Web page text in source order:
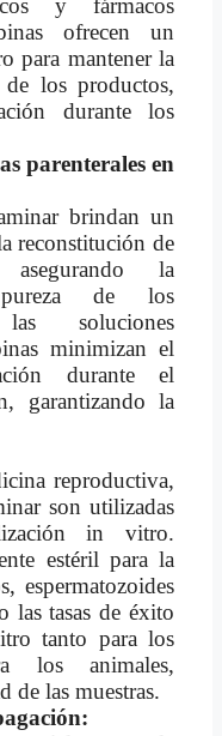
y fármacos
ofrecen un
para mantener la
los productos,
durante los
parenterales en
brindan un
reconstitución de
asegurando la
de los
soluciones
minimizan el
durante el
garantizando la
reproductiva,
son utilizadas
in vitro.
estéril para la
espermatozoides
las tasas de éxito
tanto para los
los animales,
de las muestras.